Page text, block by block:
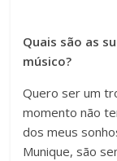
Quais são as
músico?
Quero ser um
momento não
dos meus
Munique, são